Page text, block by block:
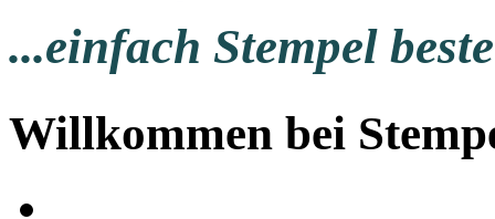
...einfach Stempel
Willkommen bei